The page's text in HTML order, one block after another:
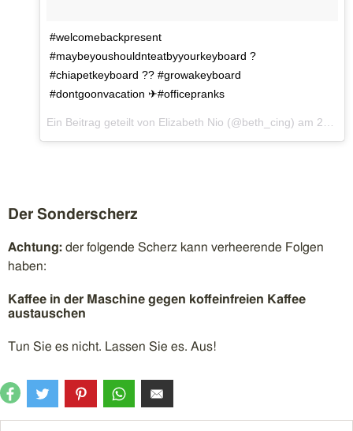
#welcomebackpresent
#maybeyoushouldnteatbyyourkeyboard ?
#chiapetkeyboard ?? #growakeyboard
#dontgoonvacation ✈#officepranks
Ein Beitrag geteilt von Elizabeth Nio (@beth_cing) am 22. Jul 2016 um 11:18 Uhr
Der Sonderscherz
Achtung: der folgende Scherz kann verheerende Folgen
haben:
Kaffee in der Maschine gegen koffeinfreien Kaffee
austauschen
Tun Sie es nicht. Lassen Sie es. Aus!